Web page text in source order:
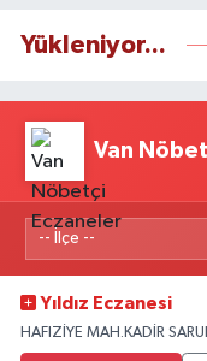
Yükleniyor...
Van
Yıldız Eczanesi
HAFIZİYE MAH.KADİR